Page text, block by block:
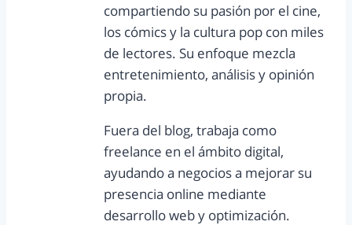
compartiendo su pasión por el cine,
los cómics y la cultura pop con miles
de lectores. Su enfoque mezcla
entretenimiento, análisis y opinión
propia.
Fuera del blog, trabaja como
freelance en el ámbito digital,
ayudando a negocios a mejorar su
presencia online mediante
desarrollo web y optimización.